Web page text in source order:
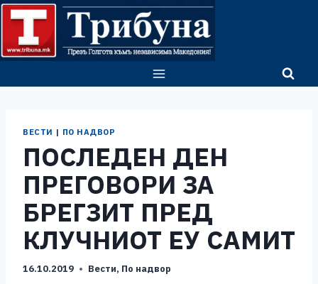
Skip
content
ВЕСТИ | ПО НАДВОР
ПОСЛЕДЕН ДЕН
ПРЕГОВОРИ ЗА
БРЕГЗИТ ПРЕД
КЛУЧНИОТ ЕУ САМИТ
16.10.2019 Вести, По надвор